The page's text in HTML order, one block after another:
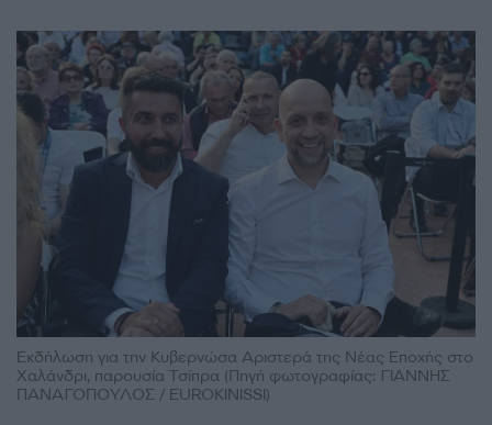
Εκδήλωση για την Κυβερνώσα Αριστερά της Νέας Εποχής στο
Χαλάνδρι, παρουσία Τσίπρα (Πηγή φωτογραφίας: ΓΙΑΝΝΗΣ
ΠΑΝΑΓΟΠΟΥΛΟΣ / EUROKINISSI)